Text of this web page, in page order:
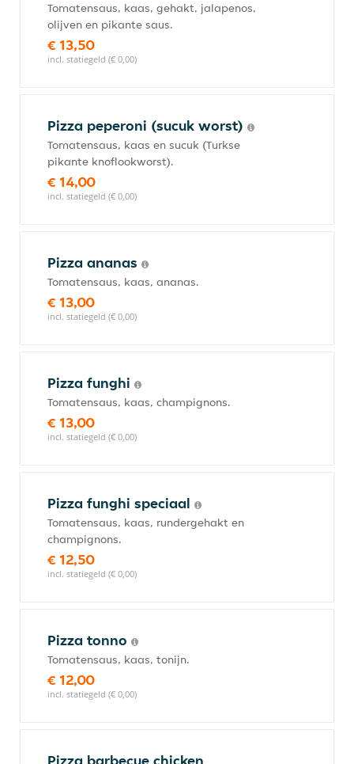
Tomatensaus, kaas, gehakt, jalapenos,
olijven en pikante saus.
€ 13,50
incl. statiegeld (€ 0,00)
Pizza peperoni (sucuk worst)
Tomatensaus, kaas en sucuk (Turkse
pikante knoflookworst).
€ 14,00
incl. statiegeld (€ 0,00)
Pizza ananas
Tomatensaus, kaas, ananas.
€ 13,00
incl. statiegeld (€ 0,00)
Pizza funghi
Tomatensaus, kaas, champignons.
€ 13,00
incl. statiegeld (€ 0,00)
Pizza funghi speciaal
Tomatensaus, kaas, rundergehakt en
champignons.
€ 12,50
incl. statiegeld (€ 0,00)
Pizza tonno
Tomatensaus, kaas, tonijn.
€ 12,00
incl. statiegeld (€ 0,00)